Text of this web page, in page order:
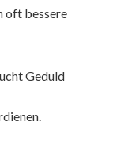
oft bessere
Geduld